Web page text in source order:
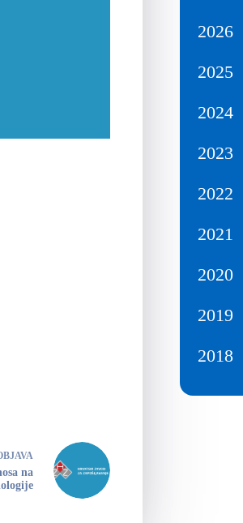
na
2026
2025
2024
2023
2022
2021
2020
2019
2018